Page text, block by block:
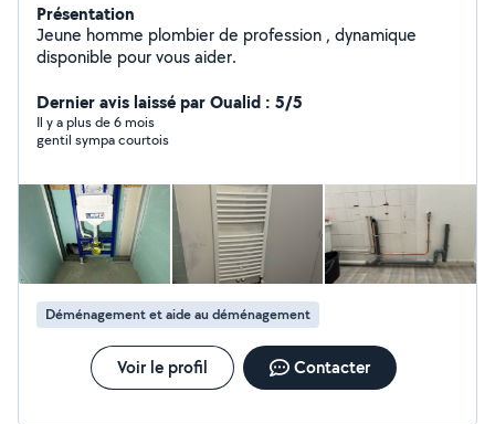
Présentation
Jeune homme plombier de profession , dynamique
disponible pour vous aider.
Dernier avis laissé par Oualid : 5/5
Il y a plus de 6 mois
gentil sympa courtois
Déménagement et aide au déménagement
Voir le profil Contacter